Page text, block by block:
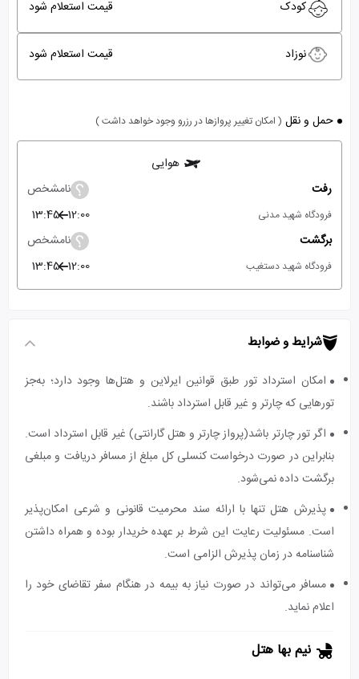
کودک قیمت استعلام شود
نوزاد قیمت استعلام شود
حمل و نقل ( امکان تغییر پروازها در رزرو وجود خواهد داشت )
هوایی
رفت
نامشخص
فرودگاه شهید مدنی 12:00
13:45
برگشت
نامشخص
فرودگاه شهید دستغیب 12:00
13:45
شرایط و ضوابط
امکان استرداد تور طبق قوانین ایرلاین و هتل‌ها وجود دارد؛ به‌جز
تورهایی که چارتر و غیر قابل استرداد باشند.
اگر تور چارتر باشد(پرواز چارتر و هتل گارانتی) غیر قابل استرداد است.
بنابراین در صورت درخواست کنسلی کل مبلغ از مسافر دریافت و مبلغی
برگشت داده نمی‌شود.
پذیرش هتل تنها با ارائه سند محرمیت قانونی و شرعی امکان‌پذیر
است. مسئولیت رعایت این شرط بر عهده خریدار بوده و همراه داشتن
شناسنامه در زمان پذیرش الزامی است.
مسافر می‌تواند در صورت نیاز به بیمه در هنگام سفر تقاضای خود را
اعلام نماید.
نیم بها هتل